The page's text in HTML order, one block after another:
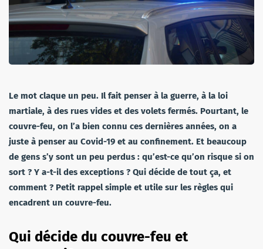
Le mot claque un peu. Il fait penser à la guerre, à la loi
martiale, à des rues vides et des volets fermés. Pourtant, le
couvre-feu, on l’a bien connu ces dernières années, on a
juste à penser au Covid-19 et au confinement. Et beaucoup
de gens s’y sont un peu perdus : qu’est-ce qu’on risque si on
sort ? Y a-t-il des exceptions ? Qui décide de tout ça, et
comment ? Petit rappel simple et utile sur les règles qui
encadrent un couvre-feu.
Qui décide du couvre-feu et